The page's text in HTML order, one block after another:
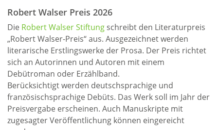
Robert Walser Preis 2026
Die Robert Walser Stiftung schreibt den Literaturpreis
„Robert Walser-Preis“ aus. Ausgezeichnet werden
literarische Erstlingswerke der Prosa. Der Preis richtet
sich an Autorinnen und Autoren mit einem
Debütroman oder Erzählband.
Berücksichtigt werden deutschsprachige und
französischsprachige Debüts. Das Werk soll im Jahr der
Preisvergabe erscheinen. Auch Manuskripte mit
zugesagter Veröffentlichung können eingereicht